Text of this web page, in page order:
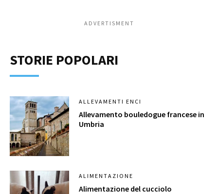
ADVERTISMENT
STORIE POPOLARI
ALLEVAMENTI ENCI
Allevamento bouledogue francese in
Umbria
ALIMENTAZIONE
Alimentazione del cucciolo